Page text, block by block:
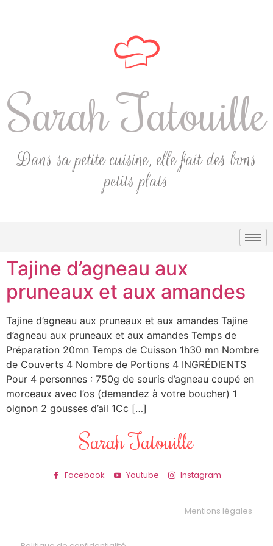
Sarah Tatouille
Dans sa petite cuisine, elle fait des bons
petits plats
Tajine d’agneau aux
pruneaux et aux amandes
Tajine d’agneau aux pruneaux et aux amandes Tajine
d’agneau aux pruneaux et aux amandes Temps de
Préparation 20mn Temps de Cuisson 1h30 mn Nombre
de Couverts 4 Nombre de Portions 4 INGRÉDIENTS
Pour 4 personnes : 750g de souris d’agneau coupé en
morceaux avec l’os (demandez à votre boucher) 1
oignon 2 gousses d’ail 1Cc […]
Sarah Tatouille
Facebook Youtube Instagram
Mentions légales